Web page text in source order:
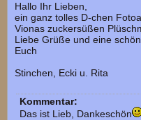
Hallo Ihr Lieben,
ein ganz tolles D-chen
Vionas zuckersüßen
Liebe Grüße und eine
Euch
Stinchen, Ecki u. Rita
Kommentar:
Das ist Lieb, Dankeschön